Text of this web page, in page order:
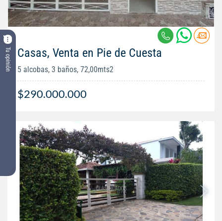
Tu opinión Casas, Venta en Pie de Cuesta
5 alcobas, 3 baños, 72,00mts2
$290.000.000